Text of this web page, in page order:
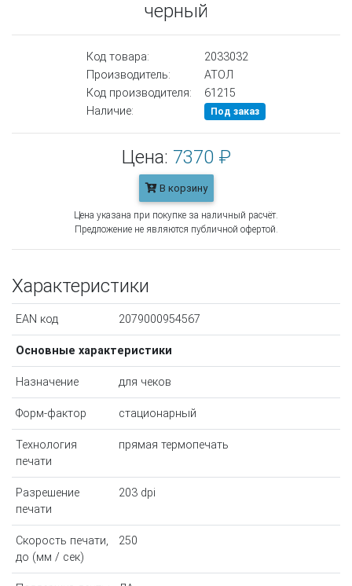
черный
Код товара:
2033032
Производитель:
АТОЛ
Код производителя:
61215
Наличие:
Под заказ
Цена: 7370 ₽
В корзину
Цена указана при покупке за наличный расчёт.
Предложение не являются публичной офертой.
Характеристики
EAN код 2079000954567
Основные характеристики
Назначение для чеков
Форм-фактор стационарный
Технология
печати
прямая термопечать
Разрешение
печати
203 dpi
Скорость печати,
до (мм / сек)
250